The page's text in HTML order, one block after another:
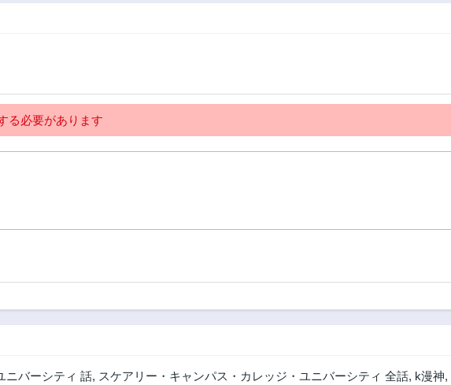
る必要があります
ニバーシティ 話, スケアリー・キャンパス・カレッジ・ユニバーシティ 全話, k漫神,